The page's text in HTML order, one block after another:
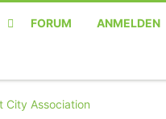
FORUM ANMELDEN